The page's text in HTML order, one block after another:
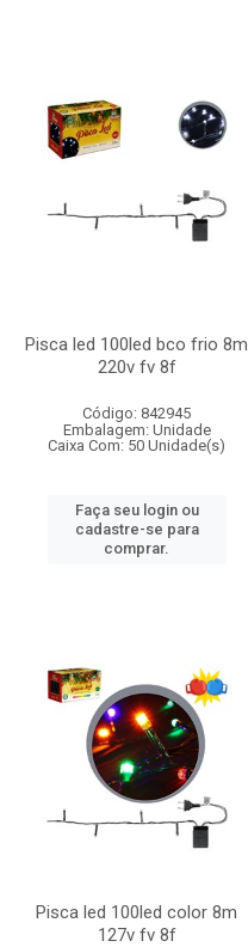
Pisca led 100led bco frio 8m
220v fv 8f
Código: 842945
Embalagem: Unidade
Caixa Com: 50 Unidade(s)
Faça seu login ou
cadastre-se para
comprar.
Pisca led 100led color 8m
127v fv 8f